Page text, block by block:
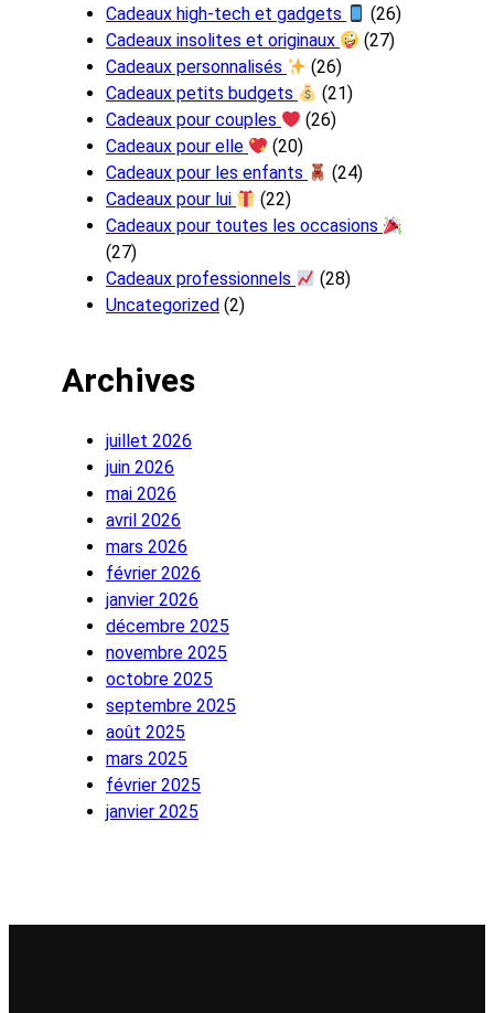
Cadeaux high-tech et gadgets
(26)
Cadeaux insolites et originaux
(27)
Cadeaux personnalisés
(26)
Cadeaux petits budgets
(21)
Cadeaux pour couples
(26)
Cadeaux pour elle
(20)
Cadeaux pour les enfants
(24)
Cadeaux pour lui
(22)
Cadeaux pour toutes les occasions
(27)
Cadeaux professionnels
(28)
Uncategorized (2)
Archives
juillet 2026
juin 2026
mai 2026
avril 2026
mars 2026
février 2026
janvier 2026
décembre 2025
novembre 2025
octobre 2025
septembre 2025
août 2025
mars 2025
février 2025
janvier 2025